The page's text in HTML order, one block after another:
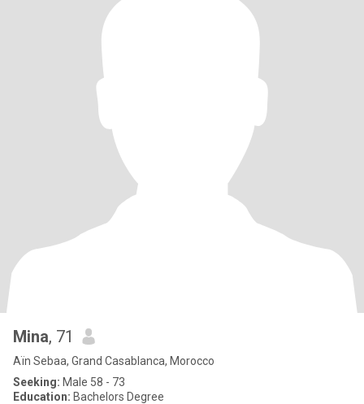
Mina, 71
Aïn Sebaa, Grand Casablanca, Morocco
Seeking: Male 58 - 73
Education: Bachelors Degree